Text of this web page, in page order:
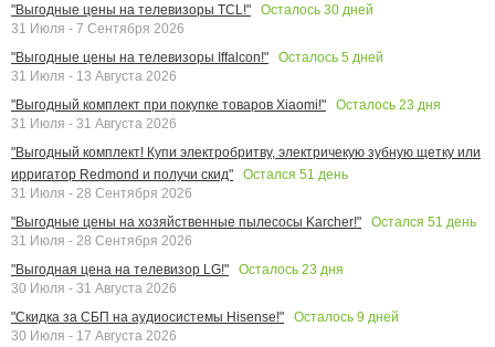
"Выгодные цены на телевизоры TCL!"
Осталось 30 дней
31 Июля - 7 Сентября 2026
"Выгодные цены на телевизоры Iffalcon!"
Осталось 5 дней
31 Июля - 13 Августа 2026
"Выгодный комплект при покупке товаров Xiaomi!"
Осталось 23 дня
31 Июля - 31 Августа 2026
"Выгодный комплект! Купи электробритву, электричекую зубную щетку или
ирригатор Redmond и получи скид"
Остался 51 день
31 Июля - 28 Сентября 2026
"Выгодные цены на хозяйственные пылесосы Karcher!"
Остался 51 день
31 Июля - 28 Сентября 2026
"Выгодная цена на телевизор LG!"
Осталось 23 дня
30 Июля - 31 Августа 2026
"Скидка за СБП на аудиосистемы Hisense!"
Осталось 9 дней
30 Июля - 17 Августа 2026